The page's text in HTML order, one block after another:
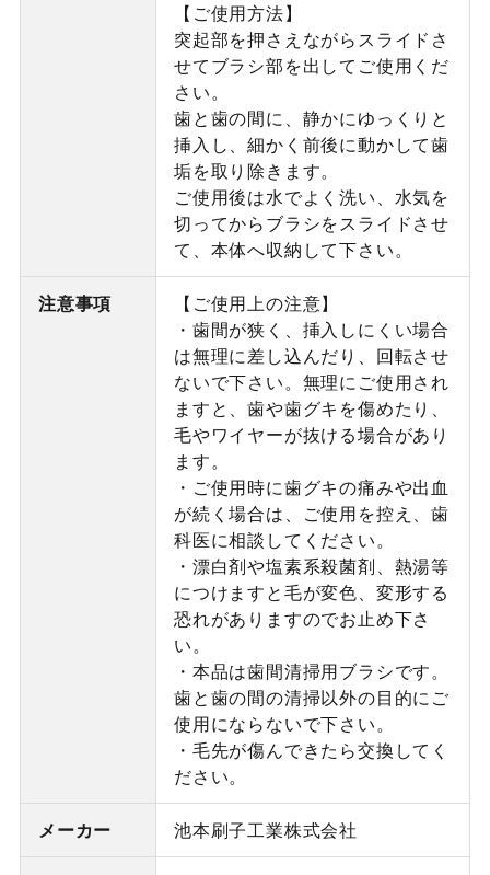
【ご使用方法】
突起部を押さえながらスライドさ
せてブラシ部を出してご使用くだ
さい。
歯と歯の間に、静かにゆっくりと
挿入し、細かく前後に動かして歯
垢を取り除きます。
ご使用後は水でよく洗い、水気を
切ってからブラシをスライドさせ
て、本体へ収納して下さい。
注意事項
【ご使用上の注意】
・歯間が狭く、挿入しにくい場合
は無理に差し込んだり、回転させ
ないで下さい。無理にご使用され
ますと、歯や歯グキを傷めたり、
毛やワイヤーが抜ける場合があり
ます。
・ご使用時に歯グキの痛みや出血
が続く場合は、ご使用を控え、歯
科医に相談してください。
・漂白剤や塩素系殺菌剤、熱湯等
につけますと毛が変色、変形する
恐れがありますのでお止め下さ
い。
・本品は歯間清掃用ブラシです。
歯と歯の間の清掃以外の目的にご
使用にならないで下さい。
・毛先が傷んできたら交換してく
ださい。
メーカー 池本刷子工業株式会社